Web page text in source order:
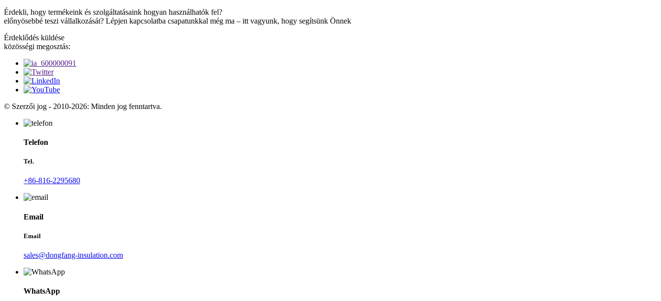
Érdekli, hogy termékeink és szolgáltatásaink hogyan használhatók fel?
előnyösebbé teszi vállalkozását? Lépjen kapcsolatba csapatunkkal még ma – itt vagyunk, hogy segítsünk Önnek
Érdeklődés küldése
közösségi megosztás:
© Szerzői jog - 2010-2026: Minden jog fenntartva.
Telefon
Tel.
+86-816-2295680
Email
Email
sales@dongfang-insulation.com
WhatsApp